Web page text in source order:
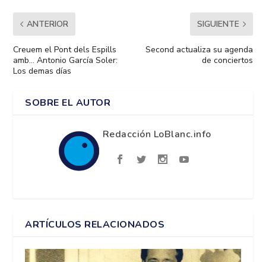
ANTERIOR
Creuem el Pont dels Espills
amb… Antonio García Soler:
Los demas días
SIGUIENTE
Second actualiza su agenda
de conciertos
SOBRE EL AUTOR
Redacción LoBlanc.info
ARTÍCULOS RELACIONADOS